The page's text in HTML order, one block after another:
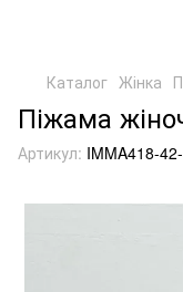
Каталог Жінка
Піжама
Артикул: IMMA418-